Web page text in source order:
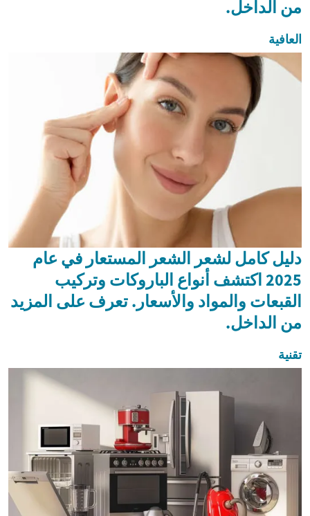
من الداخل.
العافية
دليل كامل لشعر الشعر المستعار في عام
2025 اكتشف أنواع الباروكات وتركيب
القبعات والمواد والأسعار. تعرف على المزيد
من الداخل.
تقنية